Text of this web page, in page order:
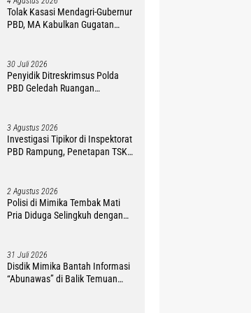
Tolak Kasasi Mendagri-Gubernur
PBD, MA Kabulkan Gugatan
30 Juli 2026
Penyidik Ditreskrimsus Polda
PBD Geledah Ruangan
3 Agustus 2026
Investigasi Tipikor di Inspektorat
PBD Rampung, Penetapan TSK
2 Agustus 2026
Polisi di Mimika Tembak Mati
Pria Diduga Selingkuh dengan
31 Juli 2026
Disdik Mimika Bantah Informasi
“Abunawas” di Balik Temuan